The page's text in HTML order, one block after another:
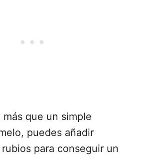
más que un simple
puedes añadir
para conseguir un